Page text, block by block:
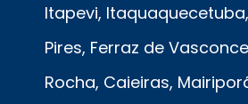
Itapevi,
Pires, Ferraz de
Rocha, Caieiras,